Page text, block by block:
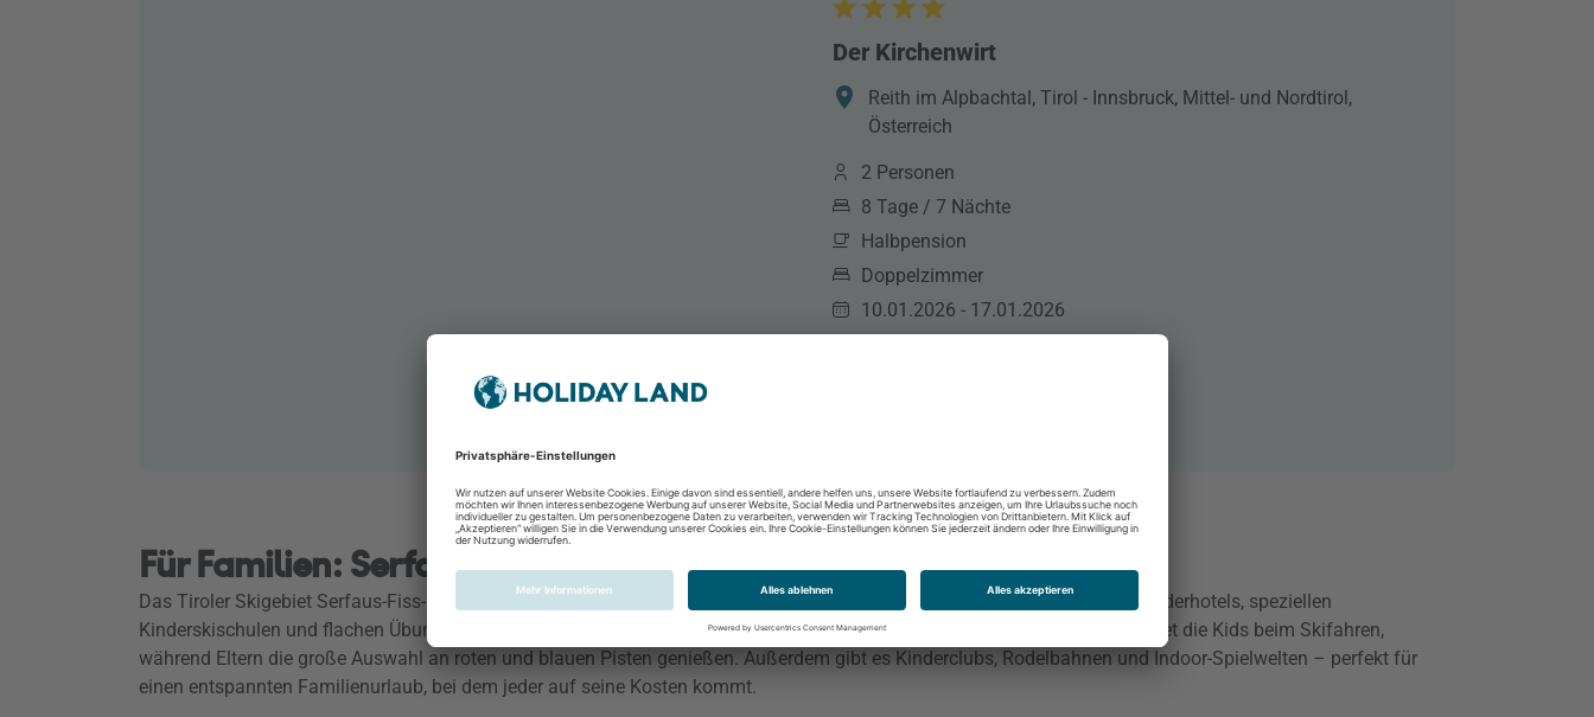
Der Kirchenwirt
Reith im Alpbachtal, Tirol - Innsbruck, Mittel- und Nordtirol,
Österreich
2 Personen
8 Tage / 7 Nächte
Halbpension
Doppelzimmer
10.01.2026 - 17.01.2026
Für Familien: Serfaus-Fiss-Ladis, Österreich
Das Tiroler Skigebiet Serfaus-Fiss-Ladis ist auf Familien ausgerichtet und bietet ein rundum durchdachtes Konzept. Mit Kinderhotels, speziellen
Kinderskischulen und flachen Übungspisten fühlen sich kleine Gäste bestens aufgehoben. Das Maskottchen „Berta“ begleitet die Kids beim Skifahren,
während Eltern die große Auswahl an roten und blauen Pisten genießen. Außerdem gibt es Kinderclubs, Rodelbahnen und Indoor-Spielwelten – perfekt für
einen entspannten Familienurlaub, bei dem jeder auf seine Kosten kommt.